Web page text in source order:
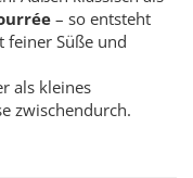
– so entsteht
feiner Süße und
als kleines
zwischendurch.